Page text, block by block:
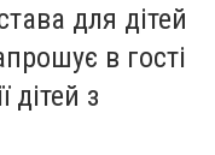
для дітей
в гості
дітей з